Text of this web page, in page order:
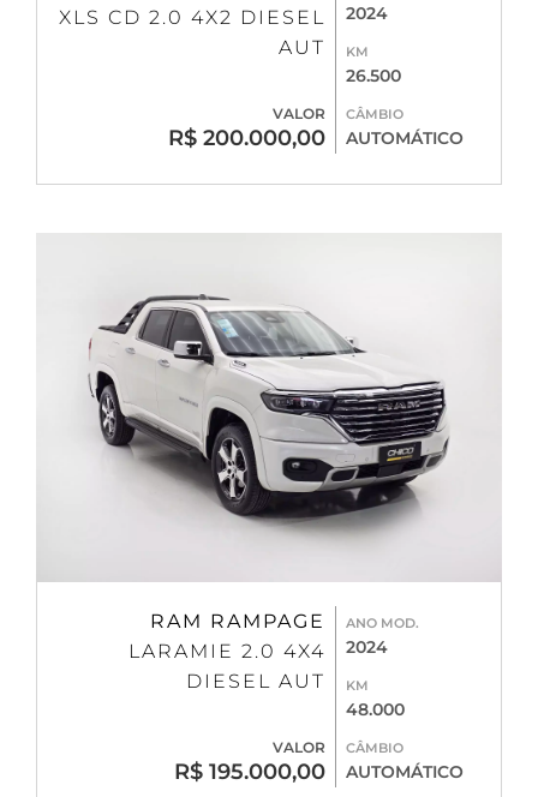
XLS CD 2.0 4X2 DIESEL
AUT
VALOR
R$ 200.000,00
2024
KM
26.500
CÂMBIO
AUTOMÁTICO
RAM RAMPAGE
LARAMIE 2.0 4X4
DIESEL AUT
VALOR
R$ 195.000,00
ANO MOD.
2024
KM
48.000
CÂMBIO
AUTOMÁTICO